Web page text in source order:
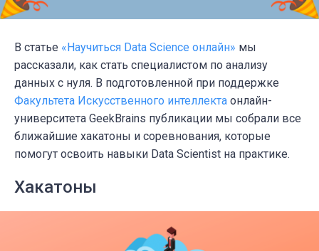
В статье «Научиться Data Science онлайн» мы
рассказали, как стать специалистом по анализу
данных с нуля. В подготовленной при поддержке
Факультета Искусственного интеллекта онлайн-
университета GeekBrains публикации мы собрали все
ближайшие хакатоны и соревнования, которые
помогут освоить навыки Data Scientist на практике.
Хакатоны